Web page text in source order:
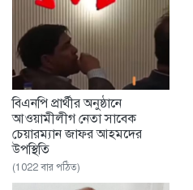
বিএনপি প্রার্থীর অনুষ্ঠানে
আওয়ামীলীগ নেতা সাবেক
চেয়ারম্যান জাফর আহমদের
উপস্থিতি
(1022 বার পঠিত)